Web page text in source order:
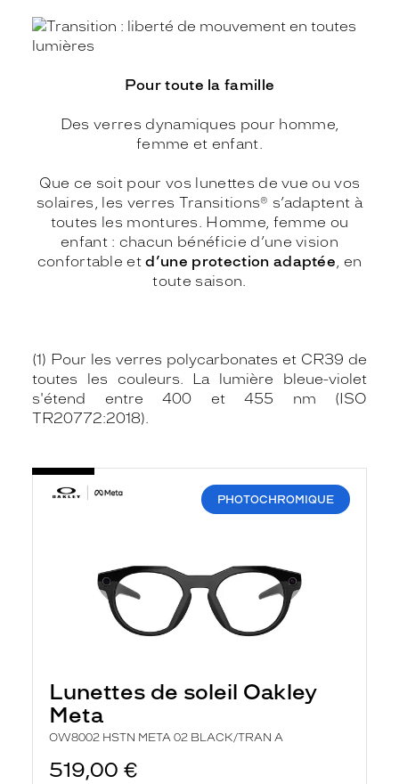
Pour toute la famille
Des verres dynamiques pour homme,
femme et enfant.
Que ce soit pour vos lunettes de vue ou vos
solaires, les verres Transitions® s’adaptent à
toutes les montures. Homme, femme ou
enfant : chacun bénéficie d’une vision
confortable etd’une protection adaptée, en
toute saison.
(1) Pour les verres polycarbonates et CR39 de
toutes les couleurs. La lumière bleue-violet
s'étend entre 400 et 455 nm (ISO
TR20772:2018).
PHOTOCHROMIQUE
Lunettes de soleil Oakley
Meta
OW8002 HSTN META 02 BLACK/TRAN A
519,00 €
-
OW8002
HSTN